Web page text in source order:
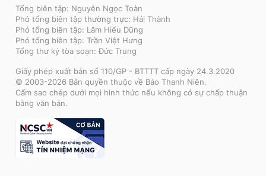
Tổng biên tập: Nguyễn Ngọc Toàn
Phó tổng biên tập thường trực: Hải Thành
Phó tổng biên tập: Lâm Hiếu Dũng
Phó tổng biên tập: Trần Việt Hưng
Tổng thư ký tòa soạn: Đức Trung
Giấy phép xuất bản số 110/GP - BTTTT cấp ngày 24.3.2020
© 2003-2026 Bản quyền thuộc về Báo Thanh Niên.
Cấm sao chép dưới mọi hình thức nếu không có sự chấp thuận
bằng văn bản.